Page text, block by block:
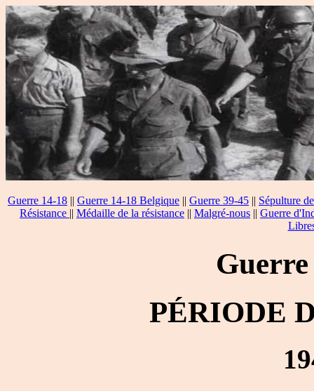
Guerre 14-18 || Guerre 14-18 Belgique || Guerre 39-45 || Sépulture
Résistance || Médaille de la résistance || Malgré-nous || Guerre
PÉRIODE